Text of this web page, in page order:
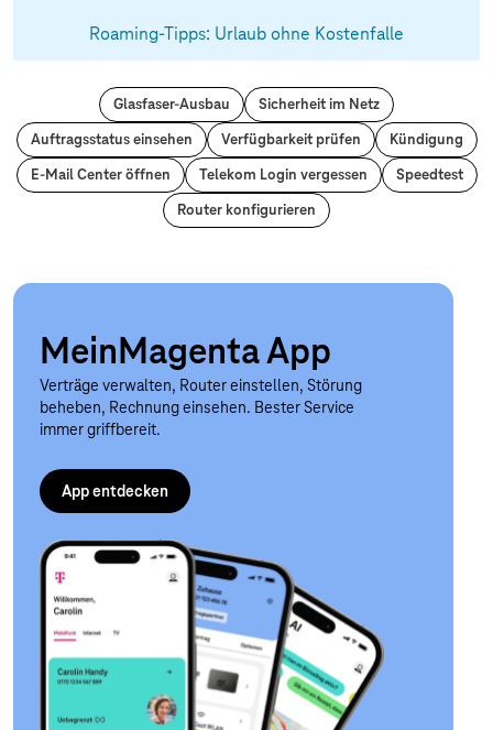
Roaming-Tipps: Urlaub ohne Kostenfalle
Glasfaser-Ausbau
Sicherheit im Netz
Auftragsstatus einsehen
Verfügbarkeit prüfen
Kündigung
E-Mail Center öffnen
Telekom Login vergessen
Speedtest
Router konfigurieren
MeinMagenta App
Verträge verwalten, Router einstellen, Störung
beheben, Rechnung einsehen. Bester Service
immer griffbereit.
App entdecken